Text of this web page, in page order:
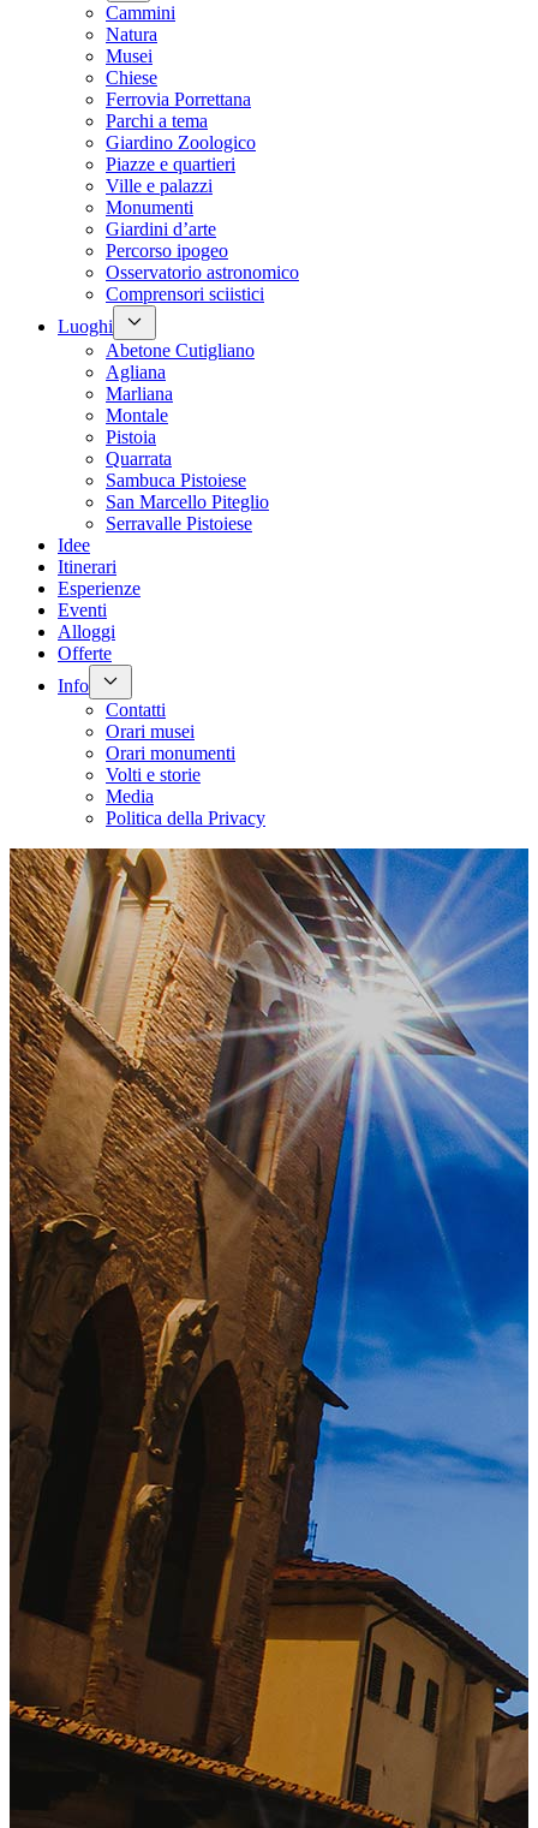
Cammini
Natura
Musei
Chiese
Ferrovia Porrettana
Parchi a tema
Giardino Zoologico
Piazze e quartieri
Ville e palazzi
Monumenti
Giardini d’arte
Percorso ipogeo
Osservatorio astronomico
Comprensori sciistici
Luoghi
Abetone Cutigliano
Agliana
Marliana
Montale
Pistoia
Quarrata
Sambuca Pistoiese
San Marcello Piteglio
Serravalle Pistoiese
Idee
Itinerari
Esperienze
Eventi
Alloggi
Offerte
Info
Contatti
Orari musei
Orari monumenti
Volti e storie
Media
Politica della Privacy